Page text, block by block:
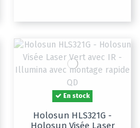
En stock
Holosun HLS321G -
Holosun Visée Laser